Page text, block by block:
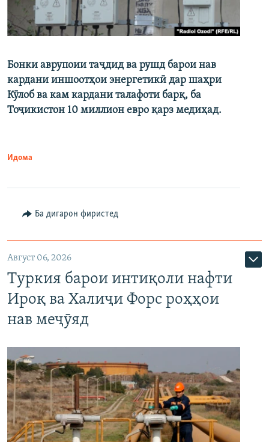
Бонки аврупоии таҷдид ва рушд барои нав
кардани иншоотҳои энергетикӣ дар шаҳри
Кӯлоб ва кам кардани талафоти барқ, ба
Тоҷикистон 10 миллион евро қарз медиҳад.
Идома
Ба дигарон фиристед
Август 06, 2026
Туркия барои интиқоли нафти
Ироқ ва Халиҷи Форс роҳҳои
нав меҷӯяд